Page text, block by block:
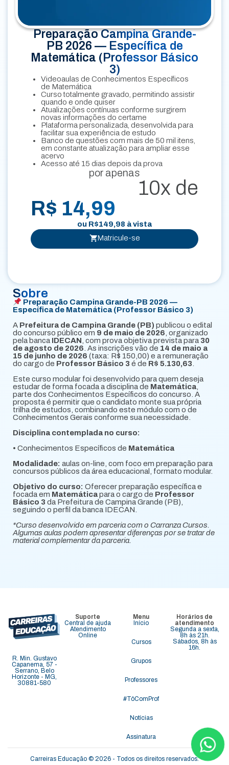
Sobre
Preparação Campina Grande-PB 2026 —
Específica de Matemática (Professor Básico 3)
A Prefeitura de Campina Grande (PB) publicou o edital
do concurso público em 9 de maio de 2026 , organizado
pela banca IDECAN , com prova objetiva prevista para 30
de agosto de 2026 . As inscrições vão de 14 de maio a
15 de junho de 2026 (taxa: R$ 150,00) e a remuneração
do cargo de Professor Básico 3 é de R$ 5.130,63
Este curso modular foi desenvolvido para quem deseja
estudar de forma focada a disciplina de Matemática
parte dos Conhecimentos Específicos do concurso. A
proposta é permitir que o candidato monte sua própria
trilha de estudos, combinando este módulo com o de
Conhecimentos Gerais conforme sua necessidade.
Disciplina contemplada no curso:
• Conhecimentos Específicos de Matemática
Modalidade: aulas on-line, com foco em preparação para
concursos públicos da área educacional, formato modular.
Objetivo do curso: Oferecer preparação específica e
focada em Matemáticapara o cargo de Professor
Básico 3 da Prefeitura de Campina Grande (PB),
seguindo o perfil da banca IDECAN.
*Curso desenvolvido em parceria com o Carranza Cursos.
Algumas aulas podem apresentar diferenças por se tratar de
material complementar da parceria.
Preparação Campina Grande-
PB 2026 — Específica de
Matemática (Professor Básico
3)
Videoaulas de Conhecimentos Específicos
de Matemática
Curso totalmente gravado, permitindo assistir
quando e onde quiser
Atualizações contínuas conforme surgirem
novas informações do certame
Plataforma personalizada, desenvolvida para
facilitar sua experiência de estudo
Banco de questões com mais de 50 mil itens,
em constante atualização para ampliar esse
acervo
Acesso até 15 dias depois da prova
por apenas
10x de
R$ 14,99
ou R$149,98 à vista
Matricule-se
R. Min. Gustavo
Capanema, 57 -
Serrano, Belo
Horizonte - MG,
30881-580
Suporte
Central de ajuda
Atendimento
Online
Menu
Início
Cursos
Grupos
Professores
#TôComProf
Notícias
Assinatura
Horários de
atendimento
Segunda a sexta,
8h às 21h.
Sábados, 8h às
16h.
Carreiras Educação © 2026 - Todos os direitos reservados.